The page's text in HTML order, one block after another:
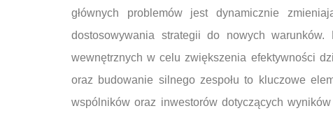
głównych problemów jest dynamicznie
dostosowywania strategii do nowych
wewnętrznych w celu zwiększenia efektywności
oraz budowanie silnego zespołu to kluczowe
wspólników oraz inwestorów dotyczących